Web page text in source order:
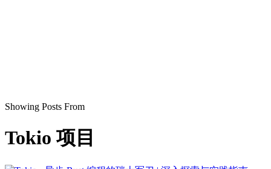
Showing Posts From
Tokio 项目